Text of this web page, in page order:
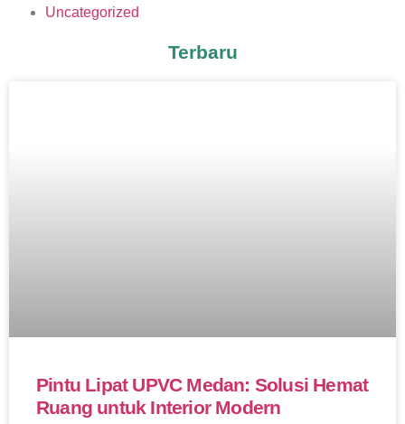
Uncategorized
Terbaru
Pintu Lipat UPVC Medan: Solusi Hemat
Ruang untuk Interior Modern